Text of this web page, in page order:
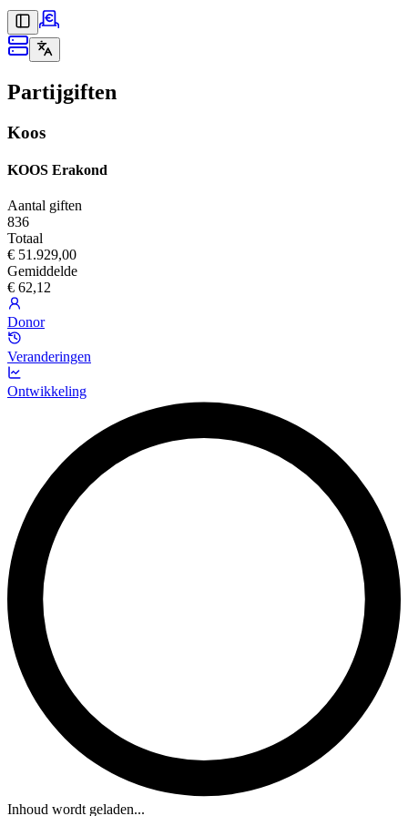
Partijgiften
Koos
KOOS Erakond
Aantal giften
836
Totaal
€ 51.929,00
Gemiddelde
€ 62,12
Donor
Veranderingen
Ontwikkeling
Inhoud wordt geladen...